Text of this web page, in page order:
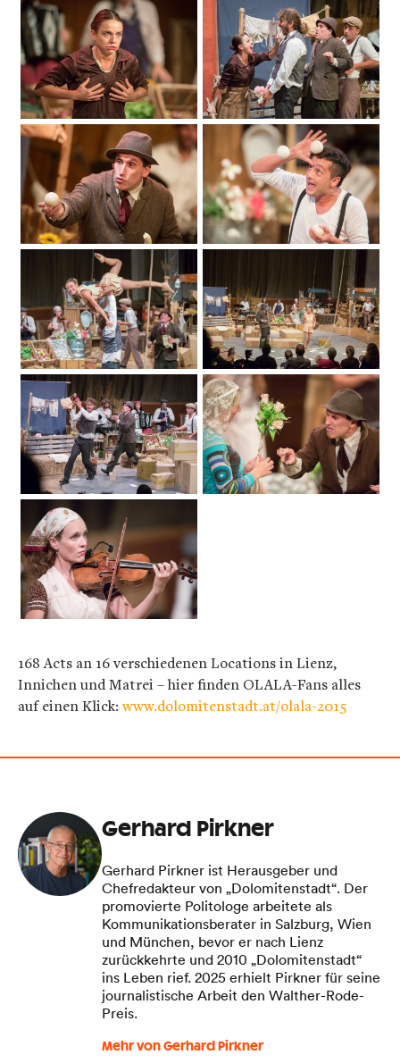
168 Acts an 16 verschiedenen Locations in Lienz,
Innichen und Matrei – hier finden OLALA-Fans alles
auf einen Klick:www.dolomitenstadt.at/olala-2015
Gerhard Pirkner
Gerhard Pirkner ist Herausgeber und
Chefredakteur von „Dolomitenstadt“. Der
promovierte Politologe arbeitete als
Kommunikationsberater in Salzburg, Wien
und München, bevor er nach Lienz
zurückkehrte und 2010 „Dolomitenstadt“
ins Leben rief. 2025 erhielt Pirkner für seine
journalistische Arbeit den Walther-Rode-
Preis.
Mehr von Gerhard Pirkner